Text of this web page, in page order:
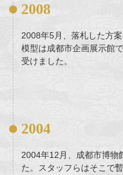
2008
2008年5月、落札した方
模型は成都市企画展示館
受けました。
2004
2004年12月、成都市博物
た。スタッフらはそこで